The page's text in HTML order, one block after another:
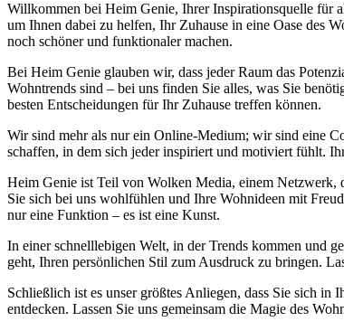
Willkommen bei Heim Genie, Ihrer Inspirationsquelle für
um Ihnen dabei zu helfen, Ihr Zuhause in eine Oase des
noch schöner und funktionaler machen.
Bei Heim Genie glauben wir, dass jeder Raum das
Wohntrends sind – bei uns finden Sie alles, was Sie
besten Entscheidungen für Ihr Zuhause treffen können.
Wir sind mehr als nur ein Online-Medium; wir sind eine
schaffen, in dem sich jeder inspiriert und motiviert fühlt.
Heim Genie ist Teil von Wolken Media, einem Netzwerk,
Sie sich bei uns wohlfühlen und Ihre Wohnideen mit
nur eine Funktion – es ist eine Kunst.
In einer schnelllebigen Welt, in der Trends kommen und
geht, Ihren persönlichen Stil zum Ausdruck zu bringen.
Schließlich ist es unser größtes Anliegen, dass Sie sich
entdecken. Lassen Sie uns gemeinsam die Magie des